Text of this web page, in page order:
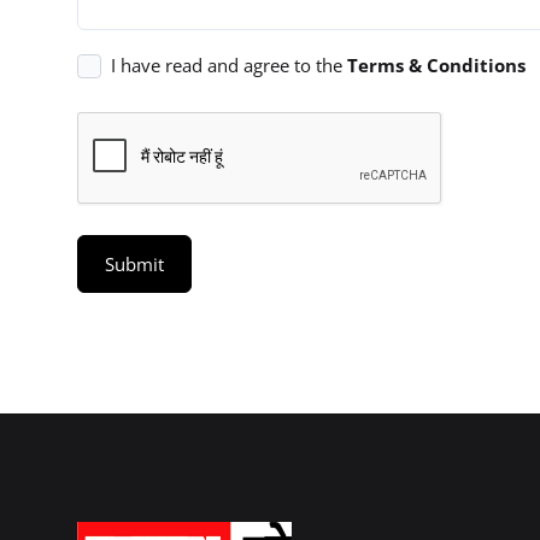
I have read and agree to the Terms & Conditions
Submit